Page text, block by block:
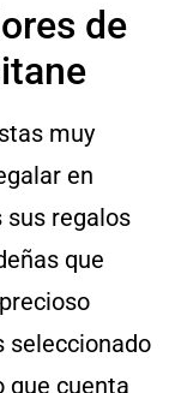
de
muy
en
sus regalos
que
seleccionado
que cuenta